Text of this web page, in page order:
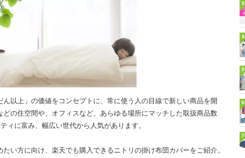
以上」の価値をコンセプトに、常に使う人の目線で新しい商品を開
の住空間や、オフィスなど、あらゆる場所にマッチした取扱商品数
ィに富み、幅広い世代から人気があります。
い方に向け、楽天でも購入できるニトリの掛け布団カバーをご紹介。
3
4
5
6
7